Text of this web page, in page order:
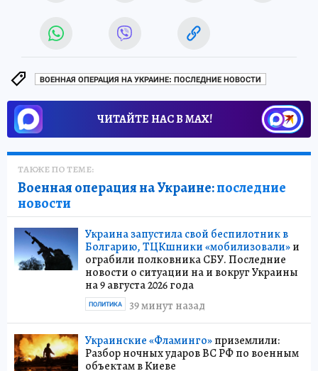
ВОЕННАЯ ОПЕРАЦИЯ НА УКРАИНЕ: ПОСЛЕДНИЕ НОВОСТИ
ЧИТАЙТЕ НАС В МАХ!
ТАКЖЕ ПО ТЕМЕ:
Военная операция на Украине:последние
новости
Украина запустила свой беспилотник в
Болгарию, ТЦКшники «мобилизовали»и
ограбили полковника СБУ. Последние
новости о ситуации на и вокруг Украины
на 9 августа 2026 года
39 минут назад
ПОЛИТИКА
Украинские «Фламинго»приземлили:
Разбор ночных ударов ВС РФ по военным
объектам в Киеве